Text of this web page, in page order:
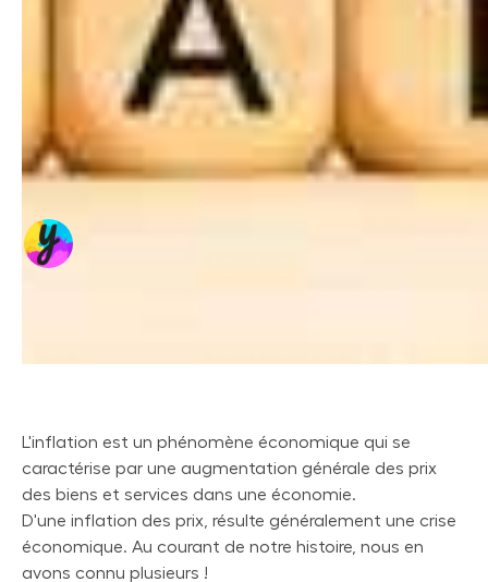
L'inflation est un phénomène économique qui se
caractérise par une augmentation générale des prix
des biens et services dans une économie.
D'une inflation des prix, résulte généralement une crise
économique. Au courant de notre histoire, nous en
avons connu plusieurs !